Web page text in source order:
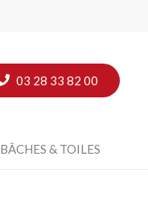
03 28 33 82 00
BÂCHES & TOILES